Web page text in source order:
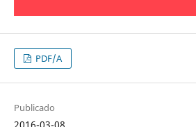
PDF/A
Publicado